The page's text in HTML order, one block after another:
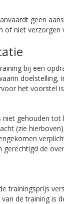
geen
of niet verzorgen
bij een
het voorstel
gehouden
(zie
gerechtigd de
trainingsprijs
de training is